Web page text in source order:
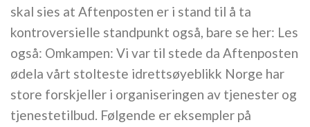
skal sies at Aftenposten er i stand til å ta
kontroversielle standpunkt også, bare se her: Les
også: Omkampen: Vi var til stede da Aftenposten
ødela vårt stolteste idrettsøyeblikk Norge har
store forskjeller i organiseringen av tjenester og
tjenestetilbud. Følgende er eksempler på